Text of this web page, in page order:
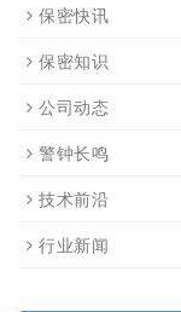
保密快讯
保密知识
公司动态
警钟长鸣
技术前沿
行业新闻